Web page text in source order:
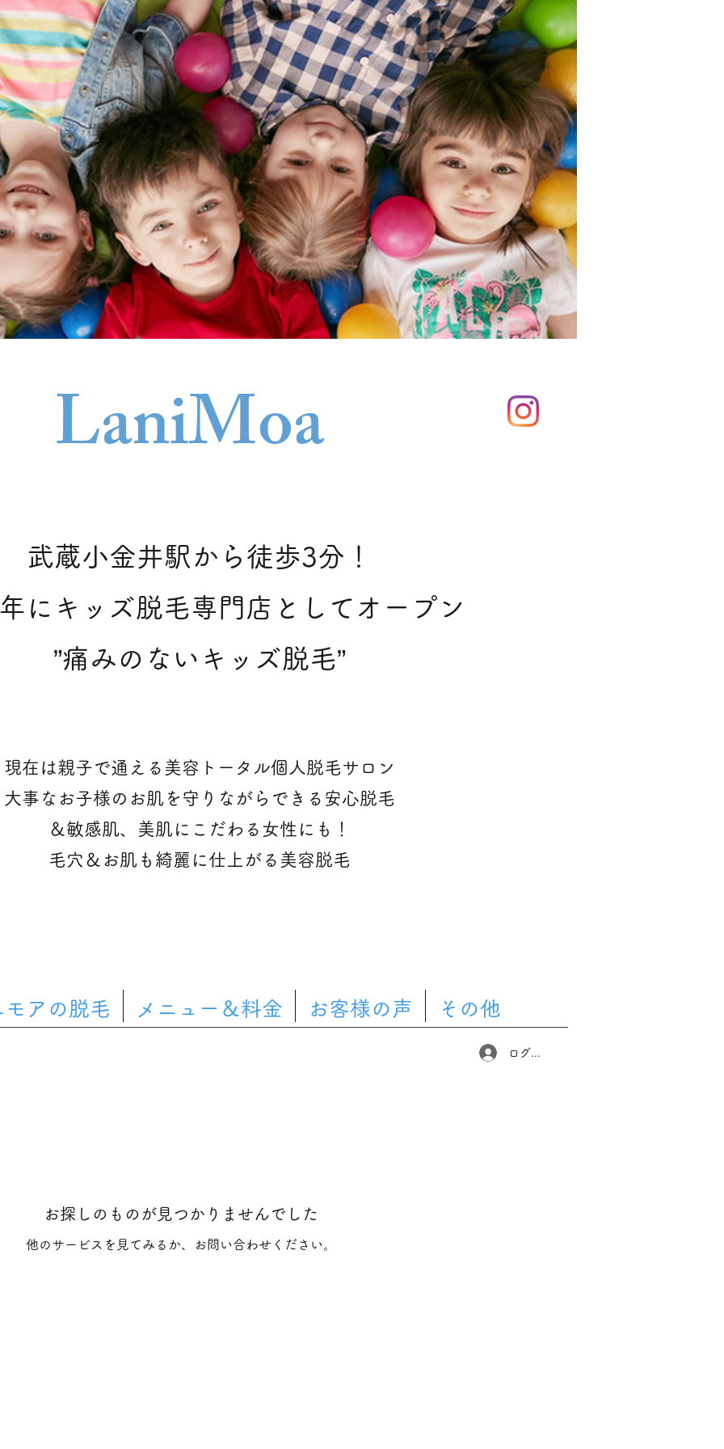
LaniMoa
武蔵小金井駅から徒歩3分！
にキッズ脱毛専門店としてオープン
​”痛みのないキッズ脱毛”
現在は親子で通える美容トータル個人脱毛サロン
大事なお子様のお肌を守りながらできる安心脱毛
＆敏感肌、美肌にこだわる女性にも！
​毛穴＆お肌も綺麗に仕上がる美容脱毛
モアの脱毛 メニュー＆料金 お客様の声 その他
ログイン
お探しのものが見つかりませんでした
他のサービスを見てみるか、お問い合わせください。